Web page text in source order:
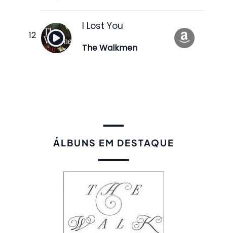
I Lost You
The Walkmen
ÁLBUNS EM DESTAQUE